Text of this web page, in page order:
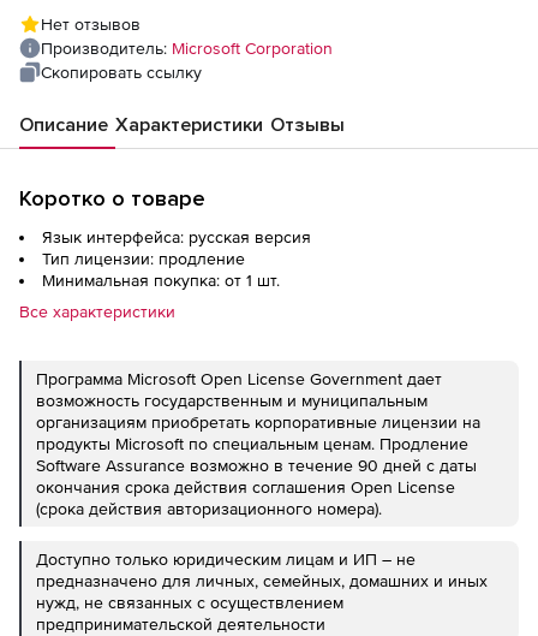
Assurance), Russian SA OLP 2License A Gov
CoreLic
Нет отзывов
Производитель: Microsoft Corporation
Скопировать ссылку
Описание Характеристики Отзывы
Коротко о товаре
Язык интерфейса: русская версия
Тип лицензии: продление
Минимальная покупка: от 1 шт.
Все характеристики
Программа Microsoft Open License Government дает
возможность государственным и муниципальным
организациям приобретать корпоративные лицензии на
продукты Microsoft по специальным ценам. Продление
Software Assurance возможно в течение 90 дней с даты
окончания срока действия соглашения Open License
(срока действия авторизационного номера).
Доступно только юридическим лицам и ИП – не
предназначено для личных, семейных, домашних и иных
нужд, не связанных с осуществлением
предпринимательской деятельности